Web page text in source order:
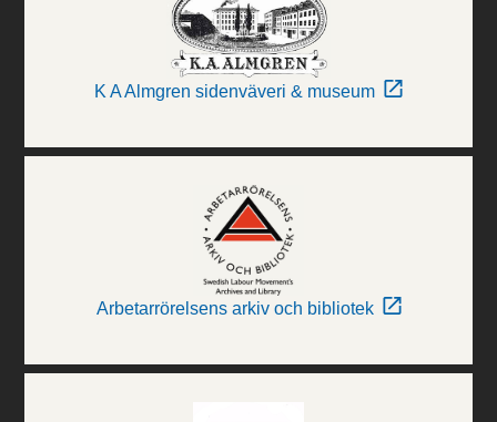
K A Almgren sidenväveri & museum
Arbetarrörelsens arkiv och bibliotek